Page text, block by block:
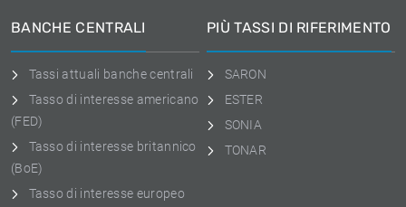
BANCHE CENTRALI
Tassi attuali banche centrali
Tasso di interesse americano
(FED)
Tasso di interesse britannico
(BoE)
Tasso di interesse europeo
PIÙ TASSI DI RIFERIMENTO
SARON
ESTER
SONIA
TONAR